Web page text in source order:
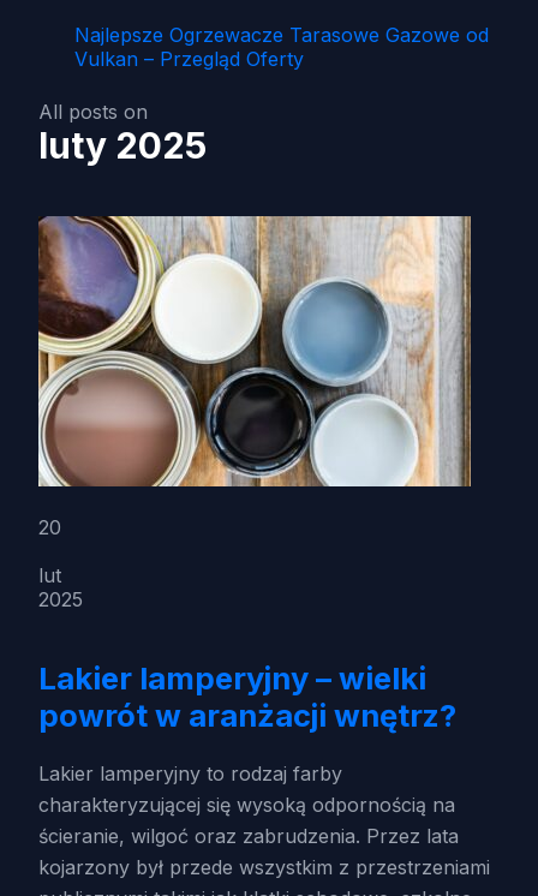
Najlepsze Ogrzewacze Tarasowe Gazowe od
Vulkan – Przegląd Oferty
All posts on
luty 2025
20
lut
2025
Lakier lamperyjny – wielki
powrót w aranżacji wnętrz?
Lakier lamperyjny to rodzaj farby
charakteryzującej się wysoką odpornością na
ścieranie, wilgoć oraz zabrudzenia. Przez lata
kojarzony był przede wszystkim z przestrzeniami